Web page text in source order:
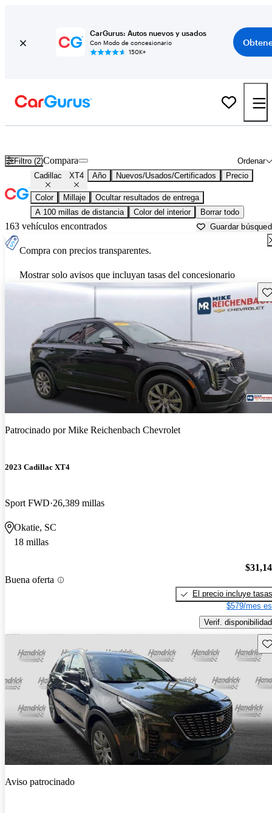
CarGurus: Autos nuevos y usados
Con Modo de concesionario
150K+
Filtro (2) Ordenar
Compara
Cadillac XT4 Año Nuevos/Usados/Certificados Precio
Color Millaje
Ocultar resultados de entrega
A 100 millas de distancia
Color del interior Borrar todo
163 vehículos encontrados Guardar
Compra con precios transparentes.
Mostrar solo avisos que incluyan tasas del concesionario
Patrocinado porMike Reichenbach Chevrolet
2023 Cadillac XT4
Sport FWD 26,389 millas
Okatie, SC
18 millas
Buena oferta
El precio incluye tasas
$579/mes
Verif. disponibilidad
Aviso patrocinado